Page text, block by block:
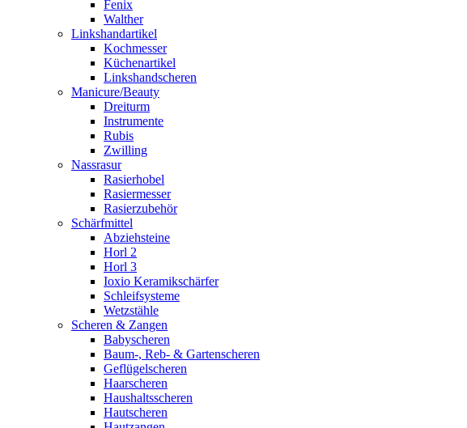
Fenix
Walther
Linkshandartikel
Kochmesser
Küchenartikel
Linkshandscheren
Manicure/Beauty
Dreiturm
Instrumente
Rubis
Zwilling
Nassrasur
Rasierhobel
Rasiermesser
Rasierzubehör
Schärfmittel
Abziehsteine
Horl 2
Horl 3
Ioxio Keramikschärfer
Schleifsysteme
Wetzstähle
Scheren & Zangen
Babyscheren
Baum-, Reb- & Gartenscheren
Geflügelscheren
Haarscheren
Haushaltsscheren
Hautscheren